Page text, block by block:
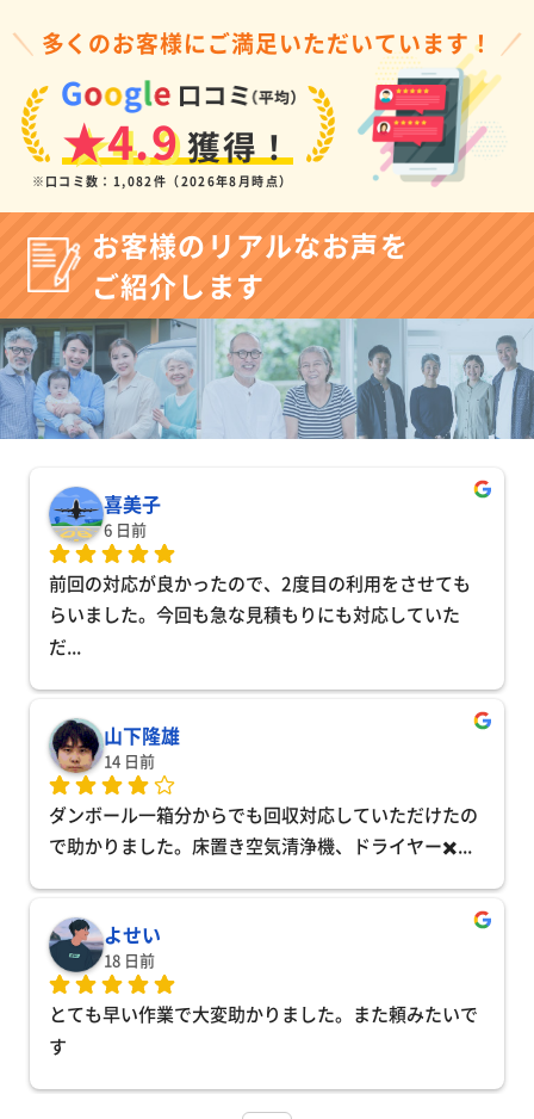
多くのお客様にご満足いただいています！
★4.9獲得！
※口コミ数：1,082件（2026年8月時点）
お客様のリアルなお声を
ご紹介します
喜美子
6 日前
前回の対応が良かったので、2度目の利用をさせても
らいました。今回も急な見積もりにも対応していた
だ...
山下隆雄
14 日前
ダンボール一箱分からでも回収対応していただけたの
で助かりました。床置き空気清浄機、ドライヤー✖️...
よせい
18 日前
とても早い作業で大変助かりました。また頼みたいで
す